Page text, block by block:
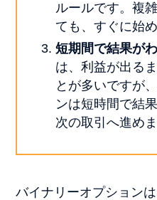
ルールです。複
ても、すぐに始
短期間で結果が
は、利益が出る
とが多いですが
ンは短時間で結
次の取引へ進めま
バイナリーオプション